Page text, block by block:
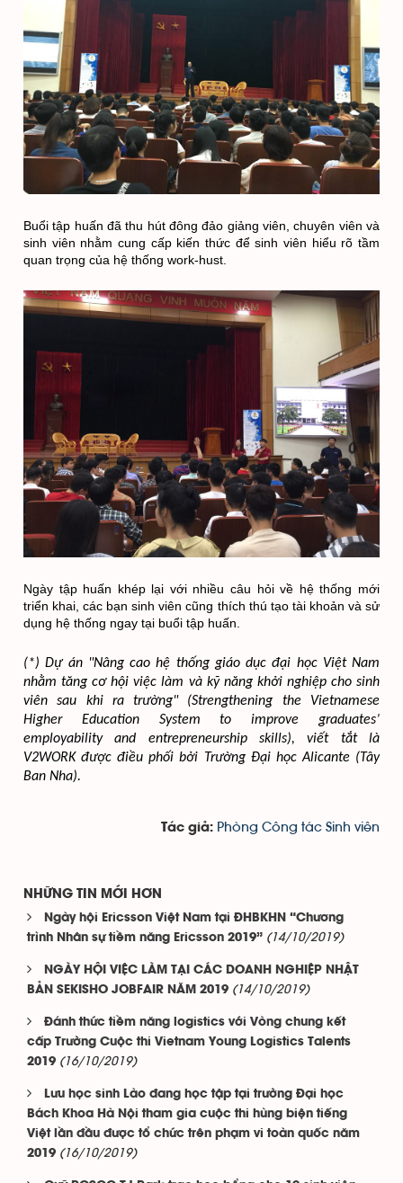
Buổi tập huấn đã thu hút đông đảo giảng viên, chuyên viên và
sinh viên nhằm cung cấp kiến thức để sinh viên hiểu rõ tầm
quan trọng của hệ thống work-hust.
Ngày tập huấn khép lại với nhiều câu hỏi về hệ thống mới
triển khai, các bạn sinh viên cũng thích thú tạo tài khoản và sử
dụng hệ thống ngay tại buổi tập huấn.
(*) Dự án "Nâng cao hệ thống giáo dục đại học Việt Nam
nhằm tăng cơ hội việc làm và kỹ năng khởi nghiệp cho sinh
viên sau khi ra trường" (Strengthening the Vietnamese
Higher Education System to improve graduates’
employability and entrepreneurship skills), viết tắt là
V2WORK được điều phối bởi Trường Đại học Alicante (Tây
Ban Nha).
Tác giả: Phòng Công tác Sinh viên
NHỮNG TIN MỚI HƠN
Ngày hội Ericsson Việt Nam tại ĐHBKHN “Chương
trình Nhân sự tiềm năng Ericsson 2019” (14/10/2019)
NGÀY HỘI VIỆC LÀM TẠI CÁC DOANH NGHIỆP NHẬT
BẢN SEKISHO JOBFAIR NĂM 2019 (14/10/2019)
Đánh thức tiềm năng logistics với Vòng chung kết
cấp Trường Cuộc thi Vietnam Young Logistics Talents
2019 (16/10/2019)
Lưu học sinh Lào đang học tập tại trường Đại học
Bách Khoa Hà Nội tham gia cuộc thi hùng biện tiếng
Việt lần đầu được tổ chức trên phạm vi toàn quốc năm
2019 (16/10/2019)